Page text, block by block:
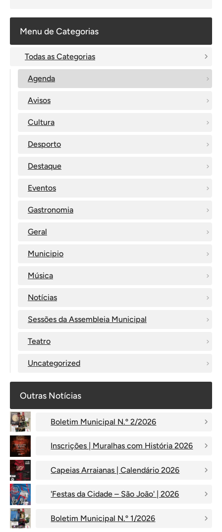
Menu de Categorias
Todas as Categorias
Agenda
Avisos
Cultura
Desporto
Destaque
Eventos
Gastronomia
Geral
Municipio
Música
Notícias
Sessões da Assembleia Municipal
Teatro
Uncategorized
Outras Notícias
Boletim Municipal N.º 2/2026
Inscrições | Muralhas com História 2026
Capeias Arraianas | Calendário 2026
'Festas da Cidade – São João' | 2026
Boletim Municipal N.º 1/2026